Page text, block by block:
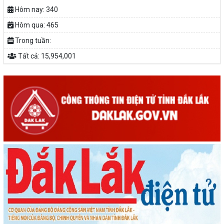
KHỞI NGHIỆP VỚI MÔ HÌNH NUÔI ỐC NHỒI
NHÌN LẠI HOẠT ĐỘNG KHỞI NGHIỆP ĐẮK LẮK GIAI ĐOẠN 2018-
2020
Hôm nay: 340
Hôm qua: 465
Trong tuần:
Tất cả: 15,954,001